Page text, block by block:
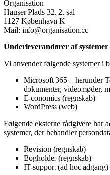
Organisation
Hauser Plads 32, 2. sal
1127 København K
Mail: info@organisation.cc
Underleverandører af systemer
Vi anvender følgende systemer i
Microsoft 365 – herunder
dokumenter, videomøder,
E-conomics (regnskab)
WordPress (web)
Følgende eksterne rådgivere har
systemer, der behandler
Revision (regnskab)
Bogholder (regnskab)
IT-support (ad hoc adgang)